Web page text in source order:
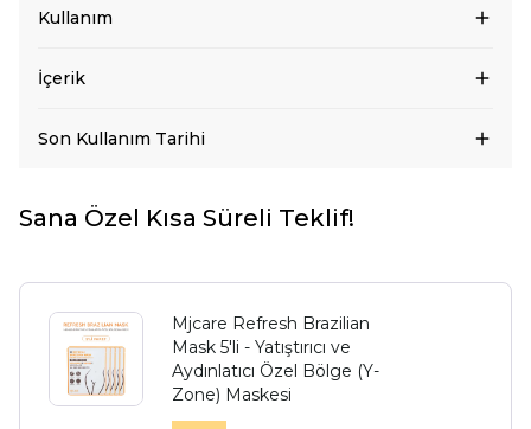
Kullanım
İçerik
Son Kullanım Tarihi
Sana Özel Kısa Süreli Teklif!
Mjcare Refresh Brazilian
Mask 5'li - Yatıştırıcı ve
Aydınlatıcı Özel Bölge (Y-
Zone) Maskesi